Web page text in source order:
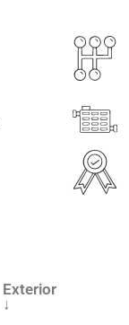
Exterior
↓